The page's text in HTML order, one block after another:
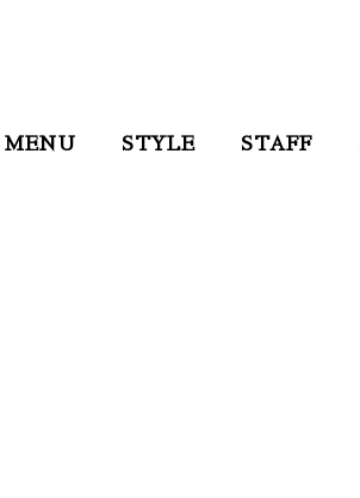
MENU STYLE STAFF